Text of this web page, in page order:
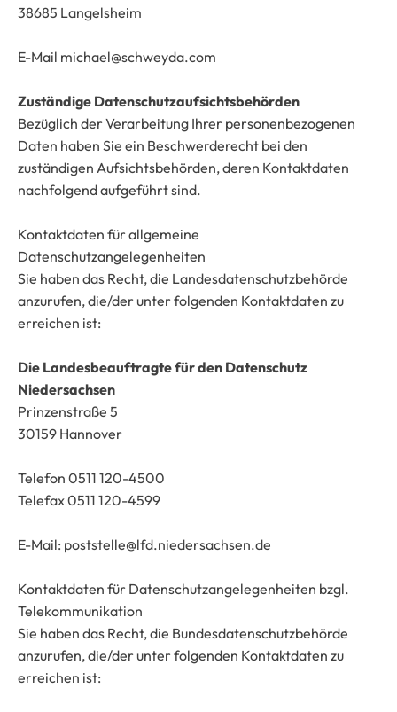
38685 Langelsheim
E-Mail michael@schweyda.com
Zuständige Datenschutzaufsichtsbehörden
Bezüglich der Verarbeitung Ihrer personenbezogenen
Daten haben Sie ein Beschwerderecht bei den
zuständigen Aufsichtsbehörden, deren Kontaktdaten
nachfolgend aufgeführt sind.
Kontaktdaten für allgemeine
Datenschutzangelegenheiten
Sie haben das Recht, die Landesdatenschutzbehörde
anzurufen, die/der unter folgenden Kontaktdaten zu
erreichen ist:
Die Landesbeauftragte für den Datenschutz
Niedersachsen
Prinzenstraße 5
30159 Hannover
Telefon 0511 120-4500
Telefax 0511 120-4599
E-Mail: poststelle@lfd.niedersachsen.de
Kontaktdaten für Datenschutzangelegenheiten bzgl.
Telekommunikation
Sie haben das Recht, die Bundesdatenschutzbehörde
anzurufen, die/der unter folgenden Kontaktdaten zu
erreichen ist: